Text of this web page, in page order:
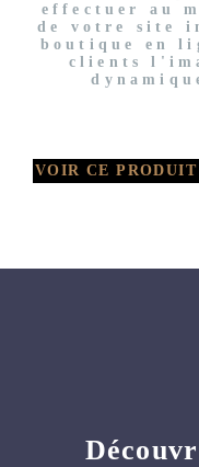
effectuer au
de votre site
boutique en
clients
VOIR CE PRODUIT